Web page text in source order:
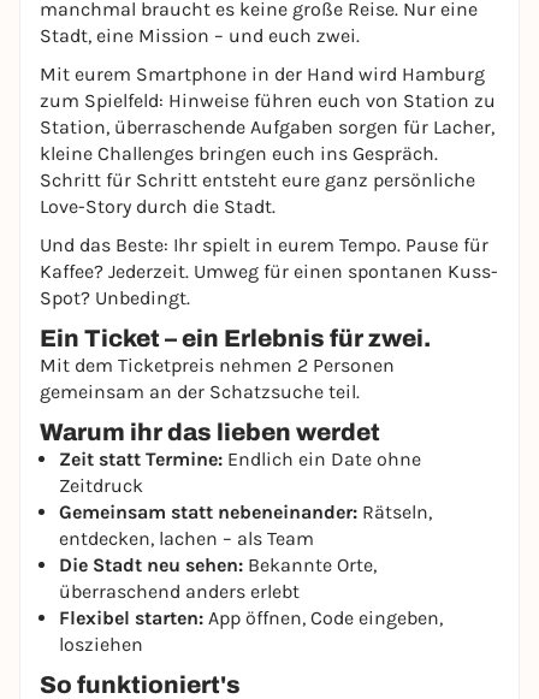
manchmal braucht es keine große Reise. Nur eine
Stadt, eine Mission – und euch zwei.
Mit eurem Smartphone in der Hand wird Hamburg
zum Spielfeld: Hinweise führen euch von Station zu
Station, überraschende Aufgaben sorgen für Lacher,
kleine Challenges bringen euch ins Gespräch.
Schritt für Schritt entsteht eure ganz persönliche
Love-Story durch die Stadt.
Und das Beste: Ihr spielt in eurem Tempo. Pause für
Kaffee? Jederzeit. Umweg für einen spontanen Kuss-
Spot? Unbedingt.
Ein Ticket – ein Erlebnis für zwei.
Mit dem Ticketpreis nehmen 2 Personen
gemeinsam an der Schatzsuche teil.
Warum ihr das lieben werdet
Zeit statt Termine: Endlich ein Date ohne
Zeitdruck
Gemeinsam statt nebeneinander: Rätseln,
entdecken, lachen – als Team
Die Stadt neu sehen: Bekannte Orte,
überraschend anders erlebt
Flexibel starten: App öffnen, Code eingeben,
losziehen
So funktioniert's